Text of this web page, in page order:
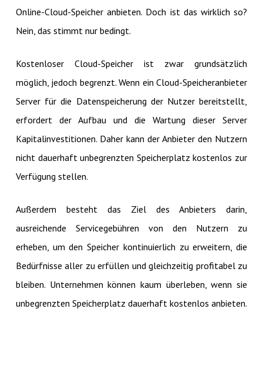
Online-Cloud-Speicher anbieten. Doch ist das wirklich so?
Nein, das stimmt nur bedingt.
Kostenloser Cloud-Speicher ist zwar grundsätzlich
möglich, jedoch begrenzt. Wenn ein Cloud-Speicheranbieter
Server für die Datenspeicherung der Nutzer bereitstellt,
erfordert der Aufbau und die Wartung dieser Server
Kapitalinvestitionen. Daher kann der Anbieter den Nutzern
nicht dauerhaft unbegrenzten Speicherplatz kostenlos zur
Verfügung stellen.
Außerdem besteht das Ziel des Anbieters darin,
ausreichende Servicegebühren von den Nutzern zu
erheben, um den Speicher kontinuierlich zu erweitern, die
Bedürfnisse aller zu erfüllen und gleichzeitig profitabel zu
bleiben. Unternehmen können kaum überleben, wenn sie
unbegrenzten Speicherplatz dauerhaft kostenlos anbieten.